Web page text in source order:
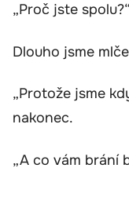
„Proč jste
Dlouho jsme
„Protože jsme
nakonec.
„A co vám brání